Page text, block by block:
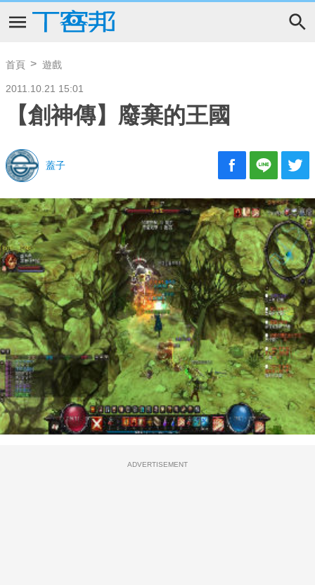
首頁 遊戲
2011.10.21 15:01
【創神傳】廢棄的王國
蓋子
ADVERTISEMENT